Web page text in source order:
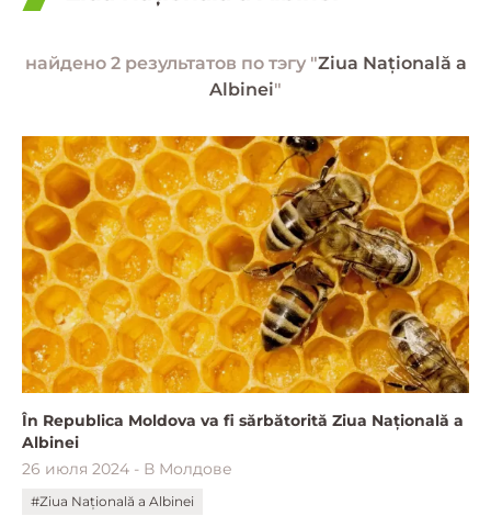
найдено 2 результатов по тэгу "Ziua Națională a
Albinei"
În Republica Moldova va fi sărbătorită Ziua Națională a
Albinei
26 июля 2024 - В Молдове
#Ziua Națională a Albinei